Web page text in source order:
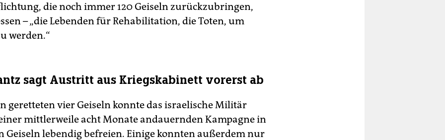
die noch immer 120 Geiseln zurückzubringen,
– „die Lebenden für Rehabilitation, die Toten, um
werden.“
sagt Austritt aus Kriegskabinett vorerst ab
geretteten vier Geiseln konnte das israelische Militär
mittlerweile acht Monate andauernden Kampagne in
Geiseln lebendig befreien. Einige konnten außerdem nur